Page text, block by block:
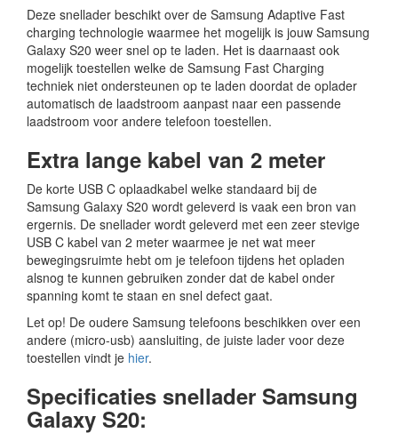
Deze snellader beschikt over de Samsung Adaptive Fast
charging technologie waarmee het mogelijk is jouw Samsung
Galaxy S20 weer snel op te laden. Het is daarnaast ook
mogelijk toestellen welke de Samsung Fast Charging
techniek niet ondersteunen op te laden doordat de oplader
automatisch de laadstroom aanpast naar een passende
laadstroom voor andere telefoon toestellen.
Extra lange kabel van 2 meter
De korte USB C oplaadkabel welke standaard bij de
Samsung Galaxy S20 wordt geleverd is vaak een bron van
ergernis. De snellader wordt geleverd met een zeer stevige
USB C kabel van 2 meter waarmee je net wat meer
bewegingsruimte hebt om je telefoon tijdens het opladen
alsnog te kunnen gebruiken zonder dat de kabel onder
spanning komt te staan en snel defect gaat.
Let op! De oudere Samsung telefoons beschikken over een
andere (micro-usb) aansluiting, de juiste lader voor deze
toestellen vindt je hier.
Specificaties snellader Samsung
Galaxy S20: